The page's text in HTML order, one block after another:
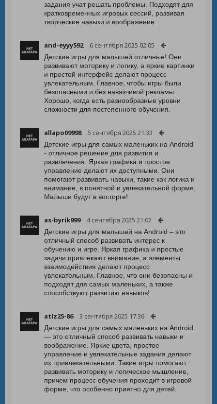
задания учат решать проблемы. Подходят для
кратковременных игровых сессий, развивая
творческие навыки и воображение.
and-eyyy592 6 сентября 2025 02:05
Детские игры для малышей отличные! Они
развивают моторику и логику, а яркие картинки
и простой интерфейс делают процесс
увлекательным. Главное, чтобы игры были
безопасными и без навязчивой рекламы.
Хорошо, когда есть разнообразные уровни
сложности для постепенного обучения.
allapo09998 5 сентября 2025 21:33
Детские игры для самых маленьких на Android
- отличное решение для развития и
развлечения. Яркая графика и простое
управление делают их доступными. Они
помогают развивать навыки, такие как логика и
внимание, в понятной и увлекательной форме.
Малыши будут в восторге!
as-byrik999 4 сентября 2025 21:02
Детские игры для малышей на Android – это
отличный способ развивать интерес к
обучению и игре. Яркая графика и простые
задачи привлекают внимание, а элементы
взаимодействия делают процесс
увлекательным. Главное, что они безопасны и
подходят для самых маленьких, а также
способствуют развитию навыков!
atlz25-86 3 сентября 2025 17:36
Детские игры для самых маленьких на Android
— это отличный способ развивать навыки и
воображение. Яркие цвета, простое
управление и увлекательные задания делают
их привлекательными. Такие игры помогают
развивать моторику и логическое мышление,
причем процесс обучения проходит в игровой
форме, что особенно приятно для детей.